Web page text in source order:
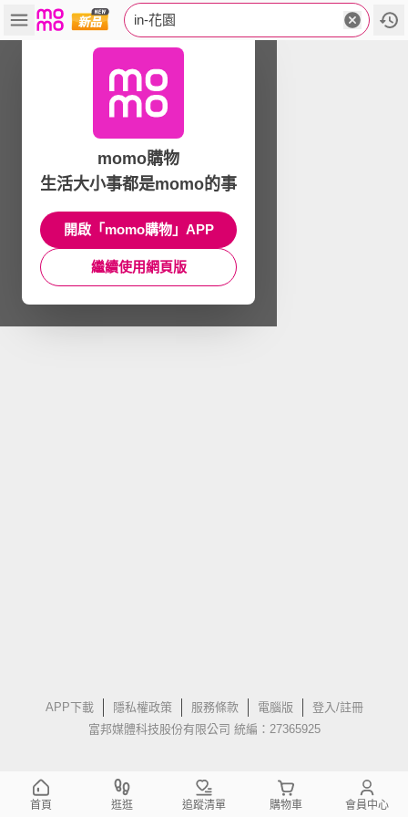
in-花園
APP下載 隱私權政策 服務條款 電腦版
登入/註冊
富邦媒體科技股份有限公司 統編：27365925
momo購物
生活大小事都是momo的事
開啟「momo購物」APP
繼續使用網頁版
首頁 逛逛 追蹤清單 購物車 會員中心